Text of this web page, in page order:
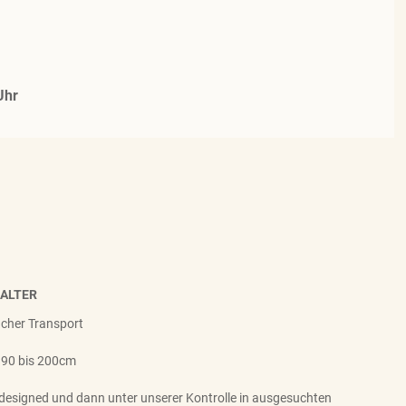
Transport
bis 200cm
und dann unter unserer Kontrolle in ausgesuchten